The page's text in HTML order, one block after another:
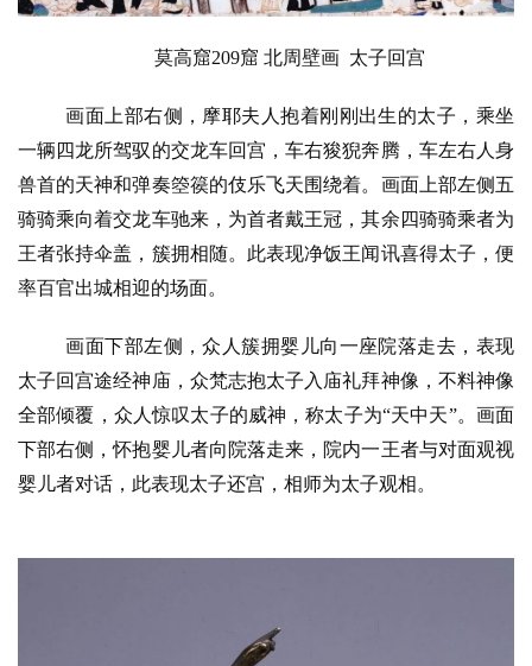
莫高窟209窟 北周壁画  太子回宫
画面上部右侧，摩耶夫人抱着刚刚出生的太子，乘坐
一辆四龙所驾驭的交龙车回宫，车右狻猊奔腾，车左右人身
兽首的天神和弹奏箜篌的伎乐飞天围绕着。画面上部左侧五
骑骑乘向着交龙车驰来，为首者戴王冠，其余四骑骑乘者为
王者张持伞盖，簇拥相随。此表现净饭王闻讯喜得太子，便
率百官出城相迎的场面。
画面下部左侧，众人簇拥婴儿向一座院落走去，表现
太子回宫途经神庙，众梵志抱太子入庙礼拜神像，不料神像
全部倾覆，众人惊叹太子的威神，称太子为“天中天”。画面
下部右侧，怀抱婴儿者向院落走来，院内一王者与对面观视
婴儿者对话，此表现太子还宫，相师为太子观相。